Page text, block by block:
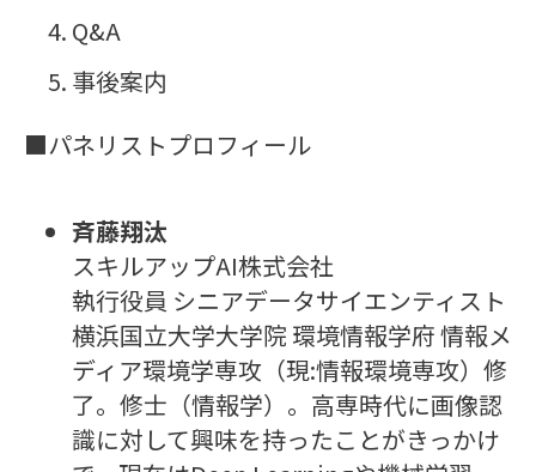
Q&A
事後案内
■パネリストプロフィール
斉藤翔汰
スキルアップAI株式会社
執行役員 シニアデータサイエンティスト
横浜国立大学大学院 環境情報学府 情報メ
ディア環境学専攻（現:情報環境専攻）修
了。修士（情報学）。高専時代に画像認
識に対して興味を持ったことがきっかけ